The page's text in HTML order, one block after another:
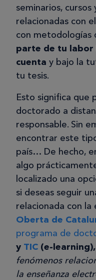
seminarios,
relacionadas con
con metodologías
parte de tu labor
cuenta y bajo la
tu tesis.
Esto significa que
doctorado a
responsable. Sin
encontrar este
país… De hecho,
algo
localizado una
si deseas seguir
relacionada con la
Oberta de
programa de
y TIC (e-learning),
fenómenos
la enseñanza